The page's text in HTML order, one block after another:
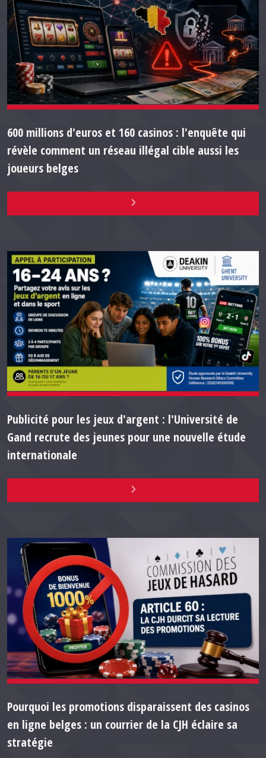
600 millions d'euros et 160 casinos : l'enquête qui
révèle comment un réseau illégal cible aussi les
joueurs belges
Publicité pour les jeux d'argent : l'Université de
Gand recrute des jeunes pour une nouvelle étude
internationale
Pourquoi les promotions disparaissent des casinos
en ligne belges : un courrier de la CJH éclaire sa
stratégie